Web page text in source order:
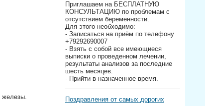
Приглашаем на БЕСПЛАТНУЮ
КОНСУЛЬТАЦИЮ по проблемам с
отсутствием беременности.
Для этого необходимо:
- Записаться на приём по телефону
+79292690007
- Взять с собой все имеющиеся
выписки о проведенном лечении,
результаты анализов за последние
шесть месяцев.
- Прийти в назначенное время.
Поздравления от самых дорогих